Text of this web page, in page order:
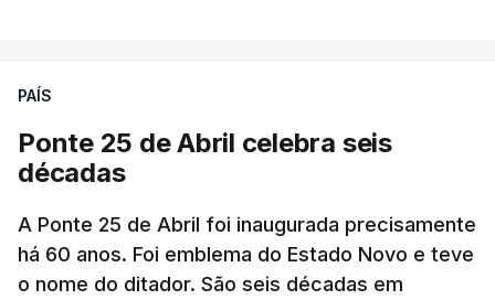
PAÍS
Ponte 25 de Abril celebra seis
décadas
A Ponte 25 de Abril foi inaugurada precisamente
há 60 anos. Foi emblema do Estado Novo e teve
o nome do ditador. São seis décadas em